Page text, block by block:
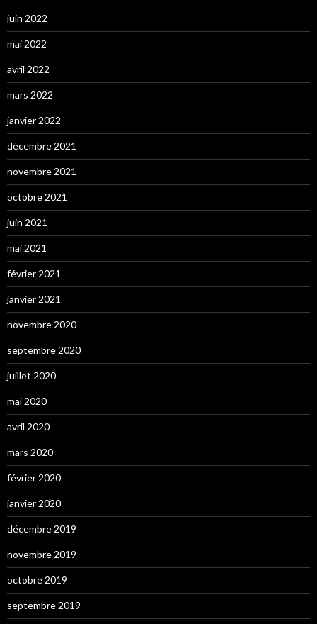
juin 2022
mai 2022
avril 2022
mars 2022
janvier 2022
décembre 2021
novembre 2021
octobre 2021
juin 2021
mai 2021
février 2021
janvier 2021
novembre 2020
septembre 2020
juillet 2020
mai 2020
avril 2020
mars 2020
février 2020
janvier 2020
décembre 2019
novembre 2019
octobre 2019
septembre 2019